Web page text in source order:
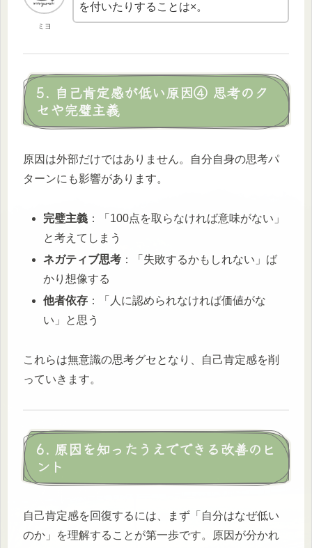
ミヨ
を付いたりすることは×。
5. 自己肯定感が低い原因④ 思考のク
セや完璧主義
原因は外部だけではありません。自分自身の思考パ
ターンにも影響があります。
完璧主義 ：「100点を取らなければ意味がない」
と考えてしまう
ネガティブ思考 ：「失敗するかもしれない」ば
かり想像する
他者依存 ：「人に認められなければ価値がな
い」と思う
これらは無意識の思考グセとなり、自己肯定感を削
っていきます。
6. 原因を知ったうえでできる改善のヒ
ント
自己肯定感を回復するには、まず「自分はなぜ低い
のか」を理解することが第一歩です。原因が分かれ